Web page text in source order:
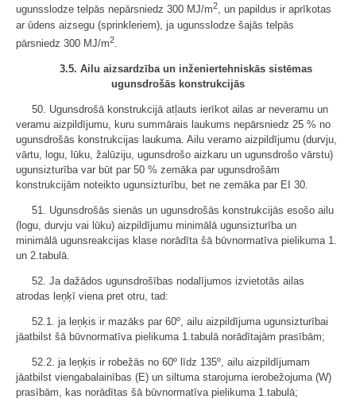
ugunsslodze telpās nepārsniedz 300 MJ/m2, un papildus ir aprīkotas
ar ūdens aizsegu (sprinkleriem), ja ugunsslodze šajās telpās
pārsniedz 300 MJ/m2
3.5. Ailu aizsardzība un inženiertehniskās sistēmas
ugunsdrošās konstrukcijās
50. Ugunsdrošā konstrukcijā atļauts ierīkot ailas ar neveramu un
veramu aizpildījumu, kuru summārais laukums nepārsniedz 25 % no
ugunsdrošās konstrukcijas laukuma. Ailu veramo aizpildījumu (durvju,
vārtu, logu, lūku, žalūziju, ugunsdrošo aizkaru un ugunsdrošo vārstu)
ugunsizturība var būt par 50 % zemāka par ugunsdrošām
konstrukcijām noteikto ugunsizturību, bet ne zemāka par EI 30.
51. Ugunsdrošās sienās un ugunsdrošās konstrukcijās esošo ailu
(logu, durvju vai lūku) aizpildījumu minimālā ugunsizturība un
minimālā ugunsreakcijas klase norādīta šā būvnormatīva pielikuma 1.
un 2.tabulā.
52. Ja dažādos ugunsdrošības nodalījumos izvietotās ailas
atrodas leņķī viena pret otru, tad:
52.1. ja leņķis ir mazāks par 60º, ailu aizpildījuma ugunsizturībai
jāatbilst šā būvnormatīva pielikuma 1.tabulā norādītajām prasībām;
52.2. ja leņķis ir robežās no 60º līdz 135º, ailu aizpildījumam
jāatbilst viengabalainības (E) un siltuma starojuma ierobežojuma (W)
prasībām, kas norādītas šā būvnormatīva pielikuma 1.tabulā;